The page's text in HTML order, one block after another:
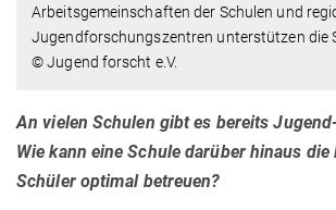
Arbeitsgemeinschaften der Schulen und
Jugendforschungszentren unterstützen die
© Jugend forscht e.V.
An vielen Schulen gibt es bereits
Wie kann eine Schule darüber hinaus
Schüler optimal betreuen?